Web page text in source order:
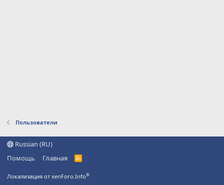
Пользователи
Russian (RU)
Помощь
Главная
R
Локализация от xenForo.Info®